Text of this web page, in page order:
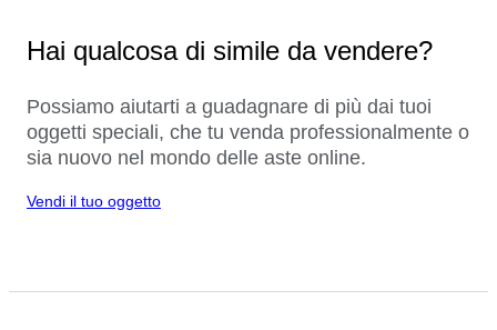
Hai qualcosa di simile da vendere?
Possiamo aiutarti a guadagnare di più dai tuoi
oggetti speciali, che tu venda professionalmente o
sia nuovo nel mondo delle aste online.
Vendi il tuo oggetto